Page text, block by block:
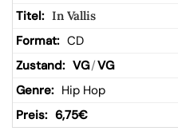
In Vallis
CD
VG/VG
Hip Hop
6,75€